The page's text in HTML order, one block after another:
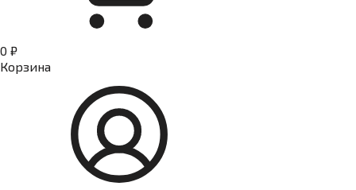
0 ₽
Корзина